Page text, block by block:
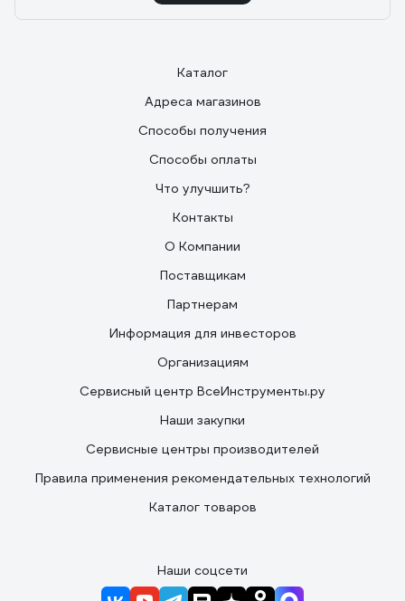
Каталог
Адреса магазинов
Способы получения
Способы оплаты
Что улучшить?
Контакты
О Компании
Поставщикам
Партнерам
Информация для инвесторов
Организациям
Сервисный центр ВсеИнструменты.ру
Наши закупки
Сервисные центры производителей
Правила применения рекомендательных технологий
Каталог товаров
Наши соцсети